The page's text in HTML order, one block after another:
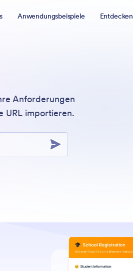
Anwendungsbeispiele Entdecken
Anforderungen
URL importieren.